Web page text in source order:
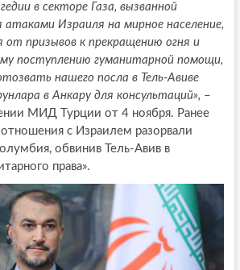
в секторе Газа, вызванной
Израиля на мирное население,
от призывов к прекращению огня и
поступлению гуманитарной помощи,
нашего посла в Тель-Авиве
в Анкару для консультаций», –
МИД Турции от 4 ноября. Ранее
с Израилем разорвали
обвинив Тель-Авив в
права».